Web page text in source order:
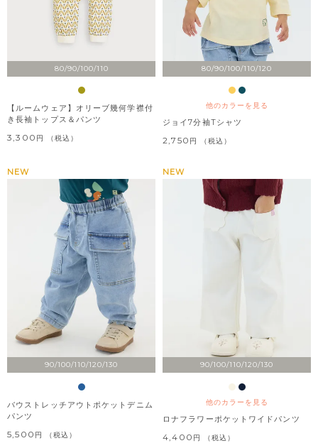
80/90/100/110
【ルームウェア】オリーブ幾何学襟付
き長袖トップス＆パンツ
3,300 税込
80/90/100/110/120
他のカラーを見る
ジョイ7分袖Tシャツ
2,750 税込
90/100/110/120/130
NEW
バウストレッチアウトポケットデニム
パンツ
5,500 税込
90/100/110/120/130
他のカラーを見る
NEW
ロナフラワーポケットワイドパンツ
4,400 税込